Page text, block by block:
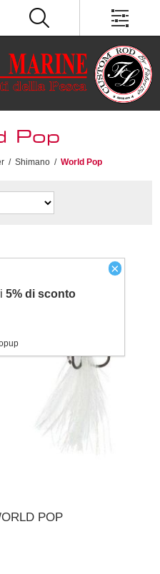
Pop
/ Shimano / World Pop
POP
×
5% di sconto